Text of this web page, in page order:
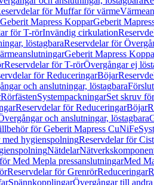
för Muffar för värme
Geberit Mapress KopparGeberit
för T-rörInvändig cirkulation
löstagbaraReservdelar för
Geberit Mapress
Reservdelar för T-rörÖvergångar ej
för ReduceringarBöjar
och anslutningar, löstagbara
RörfästenSystempackningarSet skruv
Reservdelar för ReduceringarBöjar
och anslutningar, löstagbara
för Geberit Mapress CuNiFe
hygienspolningReservdelar för
Nätdelar
Med Mepla pressanslutningarMed
Reservdelar för GrenrörReduceringar
SpännkopplingarÖvergångar till